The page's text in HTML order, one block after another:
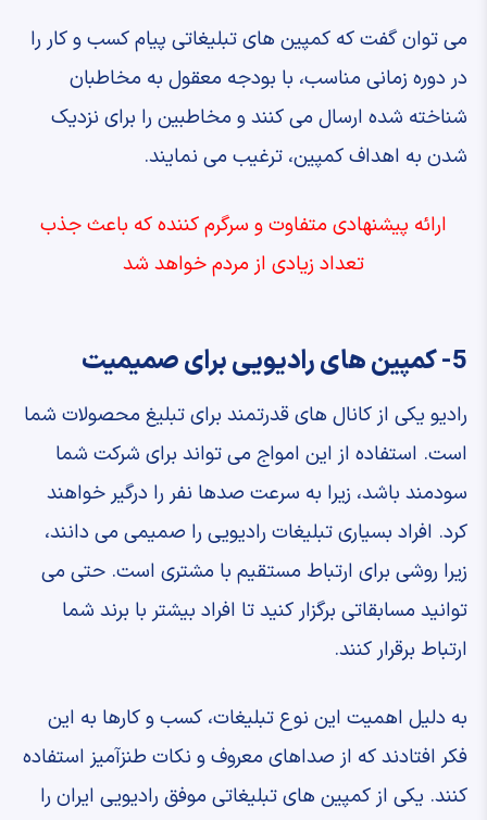
می توان گفت که کمپین های تبلیغاتی پیام کسب و کار را
در دوره زمانی مناسب، با بودجه معقول به مخاطبان
شناخته شده ارسال می کنند و مخاطبین را برای نزدیک
شدن به اهداف کمپین، ترغیب می نمایند.
ارائه پیشنهادی متفاوت و سرگرم کننده که باعث جذب
تعداد زیادی از مردم خواهد شد
5- کمپین های رادیویی برای صمیمیت
رادیو یکی از کانال های قدرتمند برای تبلیغ محصولات شما
است. استفاده از این امواج می تواند برای شرکت شما
سودمند باشد، زیرا به سرعت صدها نفر را درگیر خواهند
کرد. افراد بسیاری تبلیغات رادیویی را صمیمی می دانند،
زیرا روشی برای ارتباط مستقیم با مشتری است. حتی می
توانید مسابقاتی برگزار کنید تا افراد بیشتر با برند شما
ارتباط برقرار کنند.
به دلیل اهمیت این نوع تبلیغات، کسب و کارها به این
فکر افتادند که از صداهای معروف و نکات طنزآمیز استفاده
کنند. یکی از کمپین های تبلیغاتی موفق رادیویی ایران را